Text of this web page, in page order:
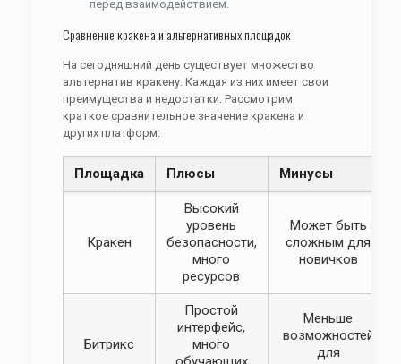
перед взаимодействием.
Сравнение кракена и альтернативных площадок
На сегодняшний день существует множество
альтернатив кракену. Каждая из них имеет свои
преимущества и недостатки. Рассмотрим
краткое сравнительное значение кракена и
других платформ:
Площадка Плюсы Минусы
Кракен
Высокий
уровень
безопасности,
много
ресурсов
Может быть
сложным для
новичков
Битрикс
Простой
интерфейс,
много
Меньше
возможностей
для